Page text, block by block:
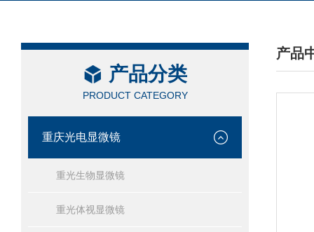
产品分类
PRODUCT CATEGORY
重庆光电显微镜
重光生物显微镜
重光体视显微镜
产品
/